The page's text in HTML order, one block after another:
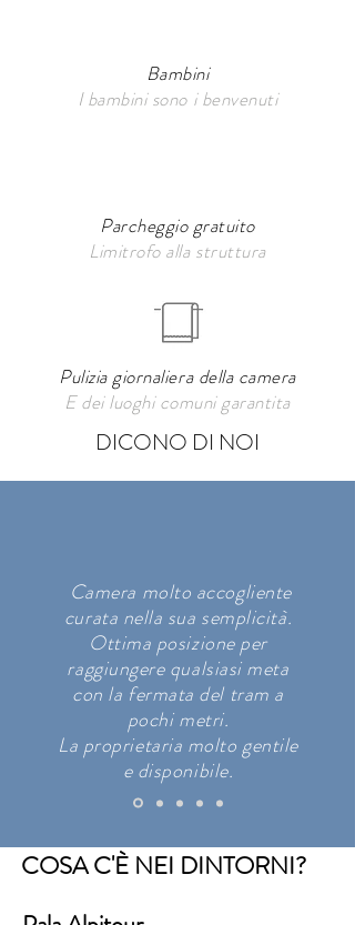
Bambini
I bambini sono i benvenuti
Parcheggio gratuito
Limitrofo alla struttura
Pulizia giornaliera della camera
E dei luoghi comuni garantita
DICONO DI NOI
Camera molto accogliente
curata nella sua semplicità.
Ottima posizione per
raggiungere qualsiasi meta
con la fermata del tram a
pochi metri.
La proprietaria molto gentile
e disponibile.
COSA C'È NEI DINTORNI?